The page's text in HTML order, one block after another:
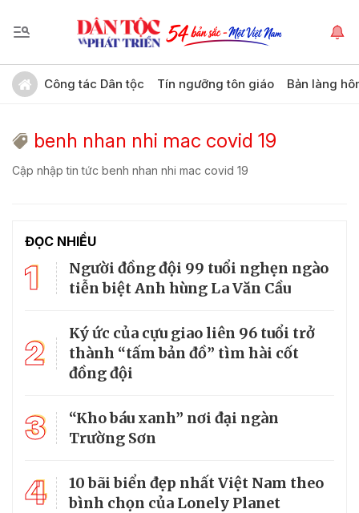
Công tác Dân tộc Tín ngưỡng tôn giáo Bản làng
benh nhan nhi mac covid 19
Cập nhập tin tức benh nhan nhi mac covid 19
ĐỌC NHIỀU
1
Người đồng đội 99 tuổi nghẹn ngào
tiễn biệt Anh hùng La Văn Cầu
2
Ký ức của cựu giao liên 96 tuổi trở
thành “tấm bản đồ” tìm hài cốt
đồng đội
3
“Kho báu xanh” nơi đại ngàn
Trường Sơn
4
10 bãi biển đẹp nhất Việt Nam theo
bình chọn của Lonely Planet